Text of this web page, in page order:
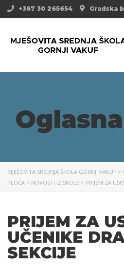
Gradska
+387 30 265654
MJEŠOVITA SREDNJA ŠKOLA GORNJI VAKUF >
PLOČA > NOVOSTI IZ ŠKOLE > PRIJEM ZA
PRIJEM ZA
UČENIKE
SEKCIJE